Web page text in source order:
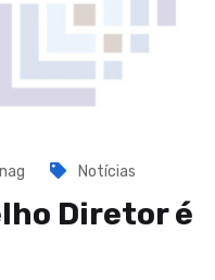
Notícias
Diretor é